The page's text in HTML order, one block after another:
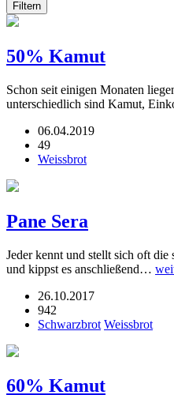
Filtern
50% Kamut
Schon seit einigen Monaten
unterschiedlich sind Kamut,
06.04.2019
49
Weissbrot
Pane Sera
Jeder kennt und stellt sich oft
und kippst es anschließend…
26.10.2017
942
Schwarzbrot Weissbrot
60% Kamut